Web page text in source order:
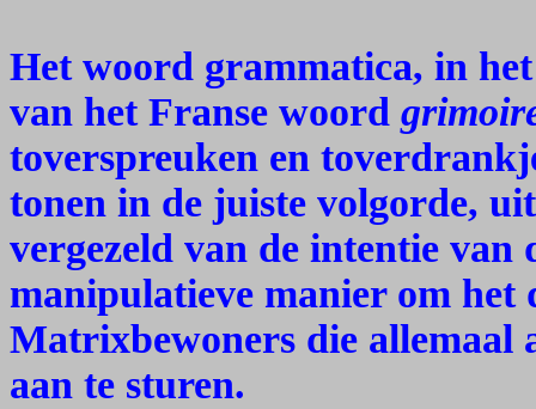
Het woord grammatica, in
van het Franse woord
toverspreuken en
tonen in de juiste volgorde,
vergezeld van de intentie van
manipulatieve manier om het
Matrixbewoners die allemaal
aan te sturen.